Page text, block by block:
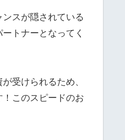
スが隠されている
トナーとなってく
受けられるため、
このスピードのお